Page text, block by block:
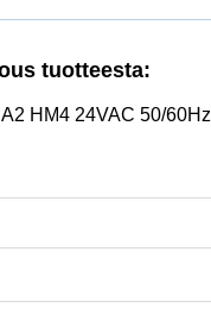
tuotteesta:
Kela 9160/RA2 HM4 24VAC 50/60Hz